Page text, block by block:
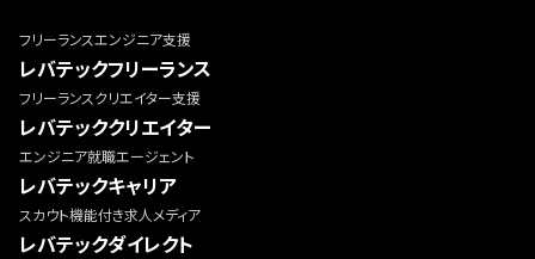
フリーランスエンジニア支援
レバテックフリーランス
フリーランスクリエイター支援
レバテッククリエイター
エンジニア就職エージェント
レバテックキャリア
スカウト機能付き求人メディア
レバテックダイレクト